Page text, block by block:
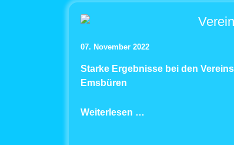
07. November 2022
Starke Ergebnisse bei den
Emsbüren
Weiterlesen …